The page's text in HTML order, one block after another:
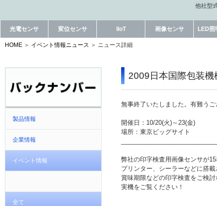
他社型
光電センサ 変位センサ IIoT 画像センサ LED照
HOME イベント情報ニュース ニュース詳細
製品情報
企業情報
イベント情報
全て
2009日本国際包装
無事終了いたしました。有難う
開催日：10/20(火)～23(金)
場所：東京ビッグサイト
弊社の印字検査用画像センサが
プリンター、シーラーなどに搭
賞味期限などの印字検査をご検
実機をご覧ください！